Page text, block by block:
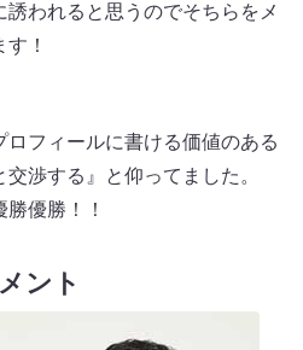
われると思うのでそちらをメ
！
フィールに書ける価値のある
渉する』と仰ってました。
優勝！！
ント